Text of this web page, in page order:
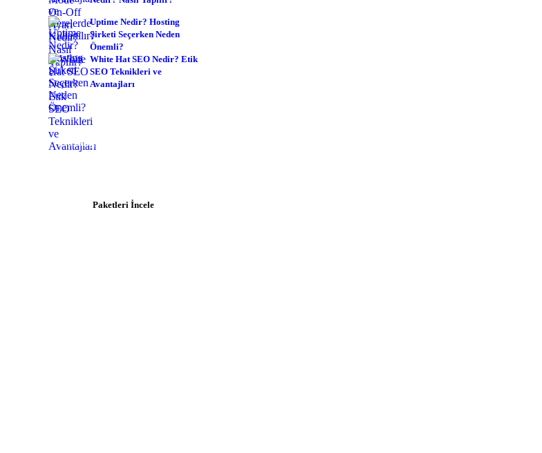
Uptime Nedir? Hosting
Şirketi Seçerken Neden
Önemli?
White Hat SEO Nedir? Etik
SEO Teknikleri ve
Avantajları
Hosting İhtiyacınız mı Var?
Paketleri İncele